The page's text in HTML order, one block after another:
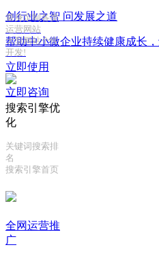
创行业之智 问发展之道
帮助中小微企业持续健康成长
立即使用
立即咨询
量身定制各类
运营网站
大型网站个性
开发!
搜索引擎优
化
关键词搜索排
名
搜索引擎首页
全网运营推
广